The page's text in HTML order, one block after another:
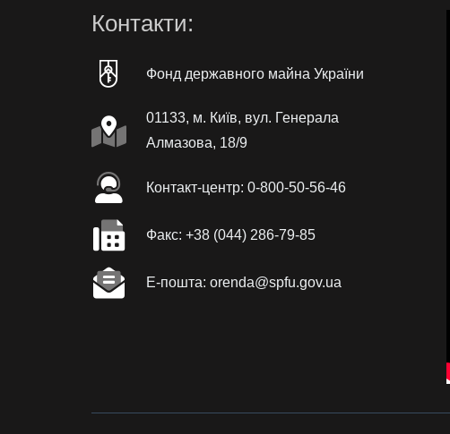
Контакти:
Фонд державного майна України
01133, м. Київ, вул. Генерала
Алмазова, 18/9
Контакт-центр: 0-800-50-56-46
Факc: +38 (044) 286-79-85
Е-пошта: orenda@spfu.gov.ua